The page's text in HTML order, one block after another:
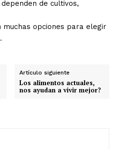
de cultivos,
muchas opciones para elegir
Artículo siguiente
Los alimentos actuales,
nos ayudan a vivir mejor?